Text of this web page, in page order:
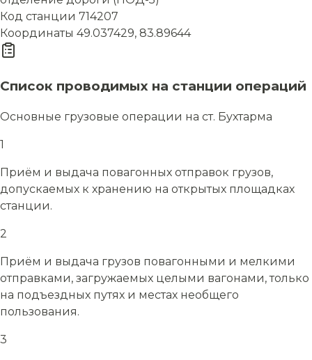
Код станции 714207
Координаты 49.037429, 83.89644
Список проводимых на станции операций
Основные грузовые операции на ст. Бухтарма
1
Приём и выдача повагонных отправок грузов,
допускаемых к хранению на открытых площадках
станции.
2
Приём и выдача грузов повагонными и мелкими
отправками, загружаемых целыми вагонами, только
на подъездных путях и местах необщего
пользования.
3